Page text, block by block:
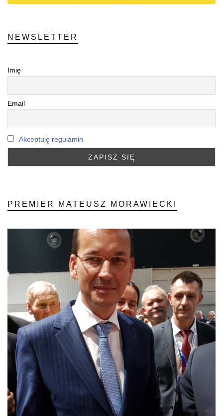
NEWSLETTER
Imię
Email
Akceptuję regulamin
PREMIER MATEUSZ MORAWIECKI